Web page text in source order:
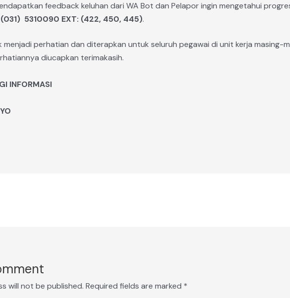
feedback keluhan dari WA Bot dan Pelapor ingin mengetahui
(031) 5310090 EXT: (422, 450, 445).
menjadi perhatian dan diterapkan untuk seluruh pegawai di unit kerja masing-
diucapkan terimakasih.
INFORMASI
will not be published. Required fields are marked *